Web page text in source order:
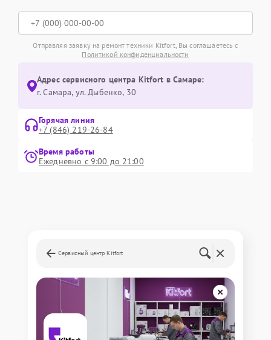
Отправляя заявку на ремонт техники Kitfort, Вы соглашаетесь с
Политикой конфиденциальности
Адрес сервисного центра Kitfort в Самаре:
г. Самара, ул. Дыбенко, 30
Горячая линия
+7 (846) 219-26-84
Время работы
Ежедневно с 9:00 до 21:00
Сервисный центр Kitfort